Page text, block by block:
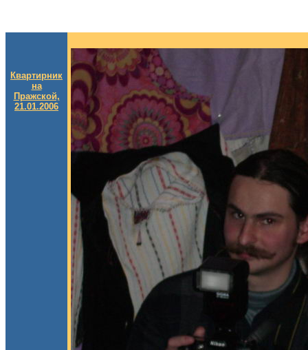
Квартирник
на
Пражской,
21.01.2006